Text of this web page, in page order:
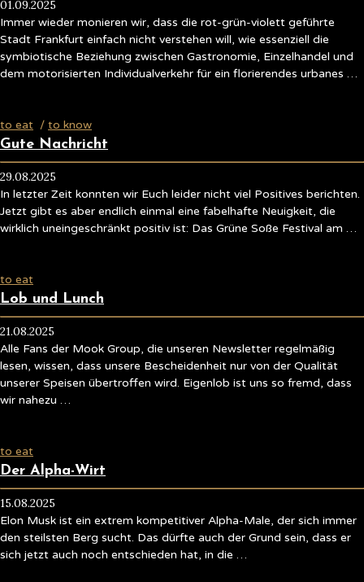
01.09.2025
Immer wieder monieren wir, dass die rot-grün-violett geführte
Stadt Frankfurt einfach nicht verstehen will, wie essenziell die
symbiotische Beziehung zwischen Gastronomie, Einzelhandel und
dem motorisierten Individualverkehr für ein florierendes urbanes …
to eat / to know
Gute Nachricht
29.08.2025
In letzter Zeit konnten wir Euch leider nicht viel Positives berichten.
Jetzt gibt es aber endlich einmal eine fabelhafte Neuigkeit, die
wirklich uneingeschränkt positiv ist: Das Grüne Soße Festival am …
to eat
Lob und Lunch
21.08.2025
Alle Fans der Mook Group, die unseren Newsletter regelmäßig
lesen, wissen, dass unsere Bescheidenheit nur von der Qualität
unserer Speisen übertroffen wird. Eigenlob ist uns so fremd, dass
wir nahezu …
to eat
Der Alpha-Wirt
15.08.2025
Elon Musk ist ein extrem kompetitiver Alpha-Male, der sich immer
den steilsten Berg sucht. Das dürfte auch der Grund sein, dass er
sich jetzt auch noch entschieden hat, in die …